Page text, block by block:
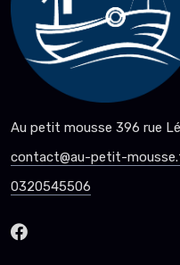
Au petit mousse 396 rue
contact@au-petit-
0320545506